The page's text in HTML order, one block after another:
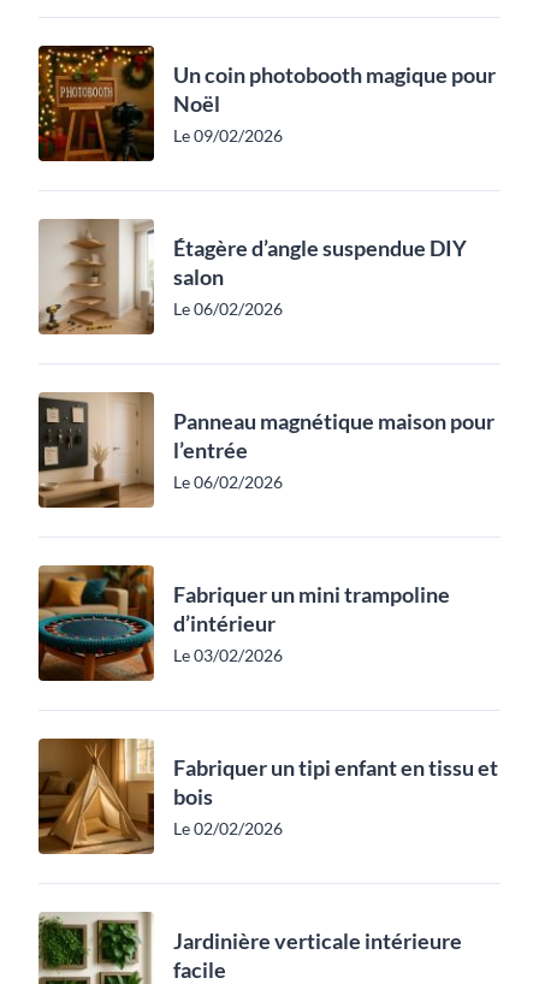
Un coin photobooth magique pour
Noël
Le 09/02/2026
Étagère d’angle suspendue DIY
salon
Le 06/02/2026
Panneau magnétique maison pour
l’entrée
Le 06/02/2026
Fabriquer un mini trampoline
d’intérieur
Le 03/02/2026
Fabriquer un tipi enfant en tissu et
bois
Le 02/02/2026
Jardinière verticale intérieure
facile